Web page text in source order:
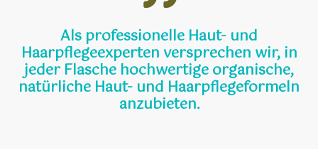
Als professionelle Haut- und
Haarpflegeexperten versprechen wir, in
jeder Flasche hochwertige organische,
natürliche Haut- und Haarpflegeformeln
anzubieten.